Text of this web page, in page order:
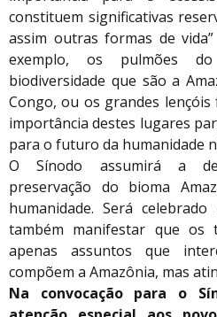
constituem significativas
assim outras formas de
exemplo, os pulmões
biodiversidade que são a
Congo, ou os grandes
importância destes lugares
para o futuro da humanidade
O Sínodo assumirá a
preservação do bioma
humanidade. Será
também manifestar que os
apenas assuntos que
compõem a Amazônia, mas
Na convocação para o